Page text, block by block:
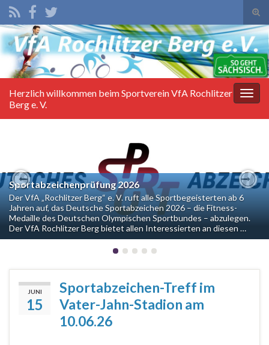
Search for:
Herzlich willkommen beim Sportverein VfA Rochlitzer
Berg e. V.
Sportabzeichenprüfung 2026
Der VfA „Rochlitzer Berg“ e. V. ruft alle Sportbegeisterten ab 6
Jahren auf, das Deutsche Sportabzeichen 2026 – die Fitness-
Medaille des Deutschen Olympischen Sportbundes – abzulegen.
Der VfA Rochlitzer Berg bietet allen Interessierten an diesen …
Previous
JUNI
15
Sportabzeichen-Treff im
Vater-Jahn-Stadion am
10.06.26